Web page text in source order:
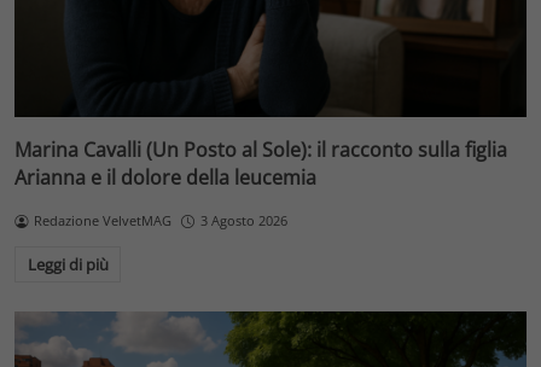
Marina Cavalli (Un Posto al Sole): il racconto sulla figlia
Arianna e il dolore della leucemia
Redazione VelvetMAG 3 Agosto 2026
Leggi di più